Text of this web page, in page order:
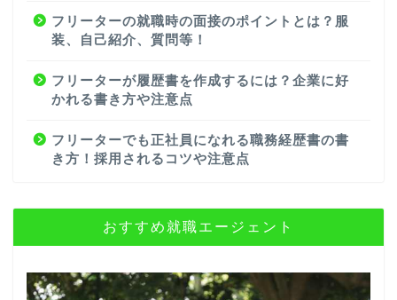
フリーターの就職時の面接のポイントとは？服
装、自己紹介、質問等！
フリーターが履歴書を作成するには？企業に好
かれる書き方や注意点
フリーターでも正社員になれる職務経歴書の書
き方！採用されるコツや注意点
おすすめ就職エージェント